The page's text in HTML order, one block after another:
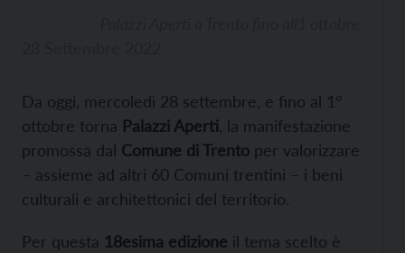
Da oggi, mercoledì 28 settembre, e fino al 1°
ottobre torna Palazzi Aperti, la manifestazione
promossa dal Comune di Trento per valorizzare
– assieme ad altri 60 Comuni trentini – i beni
culturali e architettonici del territorio.
Per questa 18esima edizione il tema scelto è